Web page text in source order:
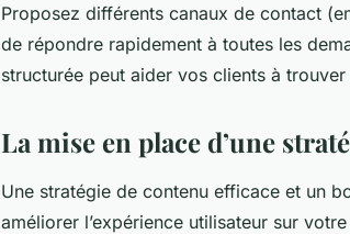
Proposez différents canaux de contact
de répondre rapidement à toutes les
structurée peut aider vos clients à
La mise en place d’une
Une stratégie de contenu efficace et un
améliorer l’expérience utilisateur sur